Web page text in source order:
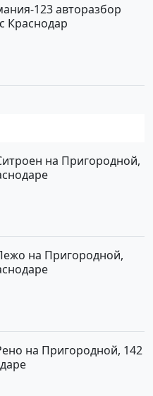
123 авторазбор
Краснодар
на Пригородной,
на Пригородной,
на Пригородной, 142